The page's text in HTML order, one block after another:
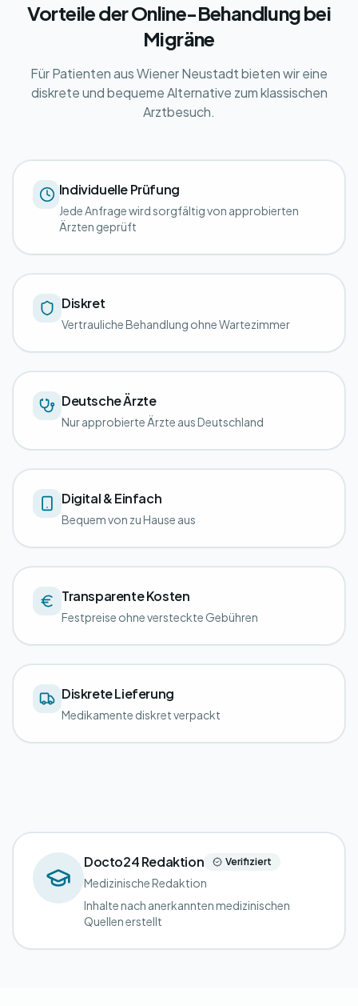
Vorteile der Online-Behandlung bei
Migräne
Für Patienten aus Wiener Neustadt bieten wir eine
diskrete und bequeme Alternative zum klassischen
Arztbesuch.
Individuelle Prüfung
Jede Anfrage wird sorgfältig von approbierten
Ärzten geprüft
Diskret
Vertrauliche Behandlung ohne Wartezimmer
Deutsche Ärzte
Nur approbierte Ärzte aus Deutschland
Digital & Einfach
Bequem von zu Hause aus
Transparente Kosten
Festpreise ohne versteckte Gebühren
Diskrete Lieferung
Medikamente diskret verpackt
Docto24 Redaktion Verifiziert
Medizinische Redaktion
Inhalte nach anerkannten medizinischen
Quellen erstellt